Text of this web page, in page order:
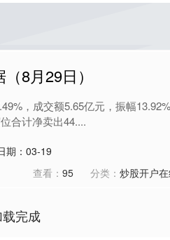
8月29日）
，成交额5.65亿元，振幅
合计净卖出44....
期：03-19
查看： 95 分类： 炒股开户
完成